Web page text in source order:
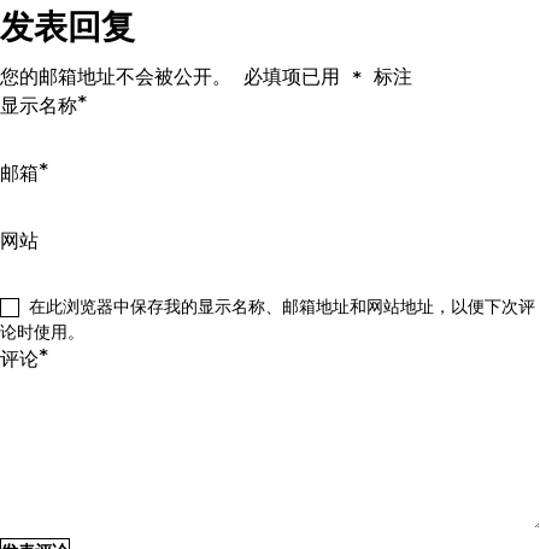
航
发表回复
您的邮箱地址不会被公开。 必填项已用 * 标注
评论*
显示名称*
邮箱*
网站
在此浏览器中保存我的显示名称、邮箱地址和网站地址，以便下次评
论时使用。